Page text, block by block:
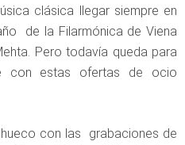
clásica llegar siempre en
de la Filarmónica de Viena
Pero todavía queda para
con estas ofertas de ocio
con las grabaciones de